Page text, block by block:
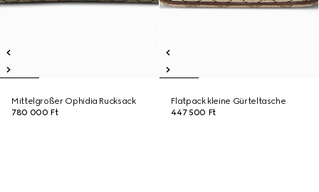
Mittelgroßer Ophidia Rucksack
780 000 Ft
Flatpack kleine Gürteltasche
447 500 Ft